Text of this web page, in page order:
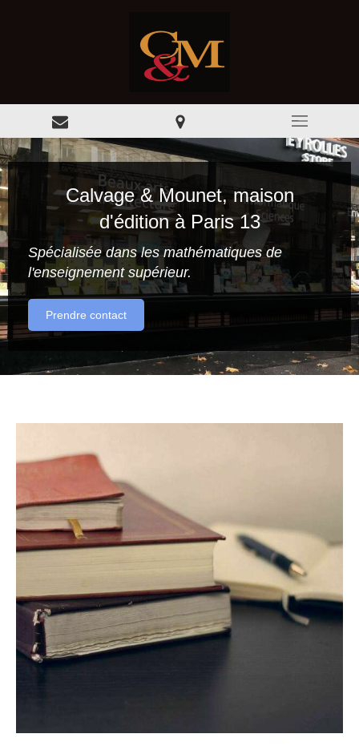
Calvage & Mounet, maison
d'édition à Paris 13
Spécialisée dans les mathématiques de
l'enseignement supérieur.
Prendre contact